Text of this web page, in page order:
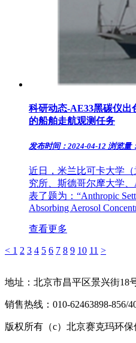
科研动态-AE33黑碳仪出
的船舶走航观测任务
发布时间：2024-04-12 浏览量
近日，米兰比可卡大学
究所、斯德哥尔摩大学
表了题为：“Anthropic
Absorbing Aerosol
查看更多
< 1 2 3 4 5 6 7 8 9 10 11 >
地址：北京市昌平区景兴街18
销售热线：010-62463898-856/
版权所有（c）北京赛克玛环保